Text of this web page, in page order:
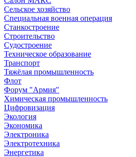
Сельское хозяйство
Специальная военная операция
Станкостроение
Строительство
Судостроение
Техническое образование
Транспорт
Тяжёлая промышленность
Флот
Форум "Армия"
Химическая промышленность
Цифровизация
Экология
Экономика
Электроника
Электротехника
Энергетика